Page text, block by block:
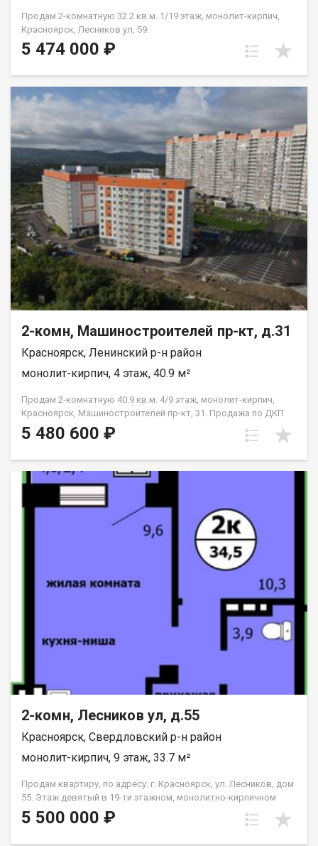
Продам 2-комнатную 32.2 кв.м. 1/19 этаж, монолит-кирпич,
Красноярск, Лесников ул, 59.
5 474 000 ₽
2-комн, Машиностроителей пр-кт, д.31
Красноярск, Ленинский р-н район
монолит-кирпич, 4 этаж, 40.9 м²
Продам 2-комнатную 40.9 кв.м. 4/9 этаж, монолит-кирпич,
Красноярск, Машиностроителей пр-кт, 31. Продажа по ДКП
НЕ ОТ ЗАСТРОЙЩИКА
5 480 600 ₽
2-комн, Лесников ул, д.55
Красноярск, Свердловский р-н район
монолит-кирпич, 9 этаж, 33.7 м²
Продам квартиру, по адресу: г. Красноярск, ул. Лесников, дом
55. Этаж девятый в 19-ти этажном, монолитно-кирпичном
доме. Общая площадь- 33.7 кв.м., кухня-гостиная-14,6 кв.м.,
спальня--10,3 кв.м. Предчистовая отделка от застройщика.
5 500 000 ₽